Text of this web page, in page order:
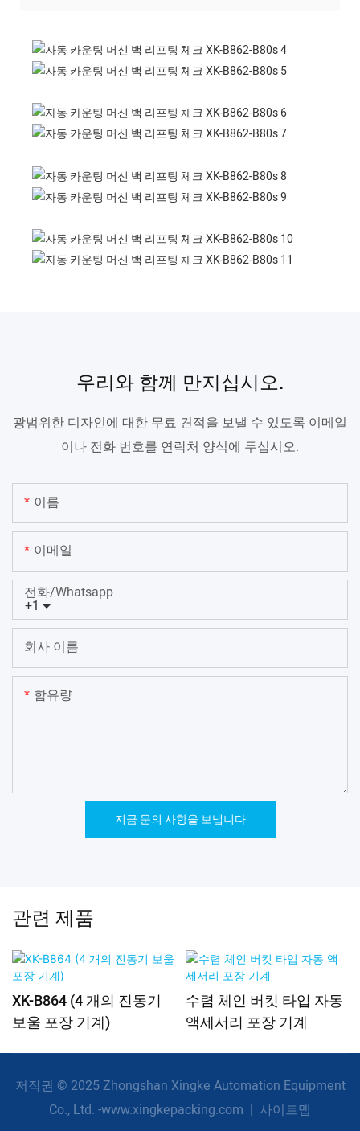
우리와 함께 만지십시오.
광범위한 디자인에 대한 무료 견적을 보낼 수 있도록 이메일
이나 전화 번호를 연락처 양식에 두십시오.
이름
이메일
+1
전화/whatsapp
회사 이름
함유량
지금 문의 사항을 보냅니다
관련 제품
XK-B864 (4 개의 진동기
보울 포장 기계)
수렴 체인 버킷 타입 자동
액세서리 포장 기계
저작권 © 2025 Zhongshan Xingke Automation Equipment
Co., Ltd. -www.xingkepacking.com | 사이트맵